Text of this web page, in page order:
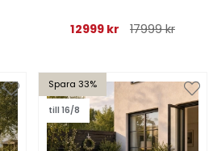
12999 kr 17999 kr
Spara 33%
till 16/8